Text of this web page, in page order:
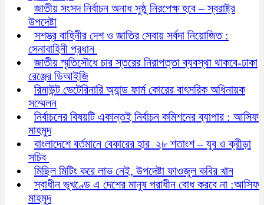
জাতীয় সংসদ নির্বাচন অনাধ সুষ্ঠু নিরপেক্ষ হবে – স্বরাষ্ট্র
উপদেষ্টা
সশস্ত্র বাহিনীর দেশ ও জাতির সেবায় সর্বদা নিয়োজিত :
সেনাবাহিনী প্রধান
জাতীয় স্মৃতিসৌধে চার স্তরের নিরাপত্তা ব্যবস্থা থাকবে-ঢাকা
রেঞ্জের ডিআইজি
রিমাউন্ট ভেটেরিনারি অ্যান্ড ফার্ম কোরের বাৎসরিক অধিনায়ক
সম্মেলন
নির্বাচনের বিষয়টি একান্তই নির্বাচন কমিশনের ব্যাপার : আসিফ
মাহমুদ
বাংলাদেশে বর্তমানে বেকারের হার ২৮ শতাংশ – যুব ও ক্রীড়া
সচিব
মিছিল মিটিং করে লাভ নেই, উপদেষ্টা ফাওজুল কবির খান
স্বাধীন ভূখণ্ডে এ দেশের মানুষ পরাধীন বোধ করবে না :আসিফ
মাহমুদ